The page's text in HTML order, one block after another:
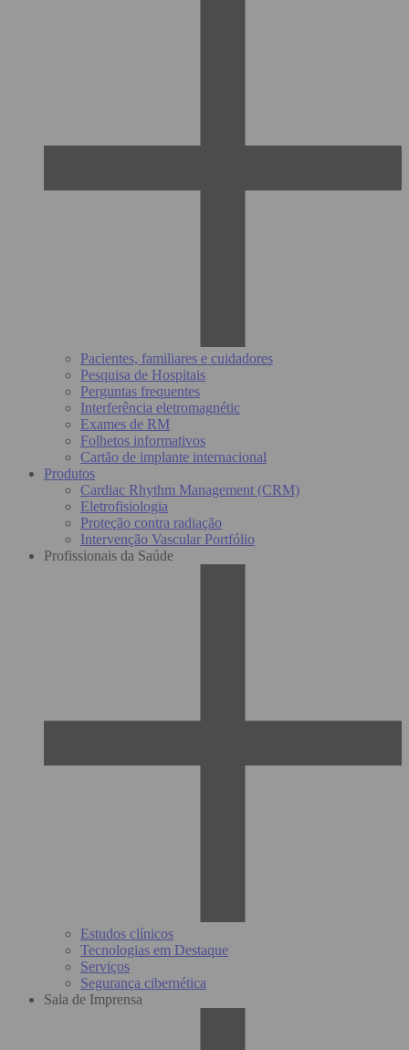
Pacientes, familiares e cuidadores
Pesquisa de Hospitais
Perguntas frequentes
Interferência eletromagnétic
Exames de RM
Folhetos informativos
Cartão de implante internacional
Produtos
Cardiac Rhythm Management (CRM)
Eletrofisiologia
Proteção contra radiação
Intervenção Vascular Portfólio
Profissionais da Saúde
Estudos clínicos
Tecnologias em Destaque
Serviços
Segurança cibernética
Sala de Imprensa